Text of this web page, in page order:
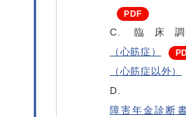
臨床
（心筋症）
（心筋症以外）
障害年金診断